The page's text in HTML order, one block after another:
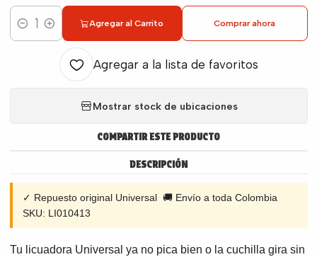
Cantidad
Agregar al Carrito Comprar ahora
Agregar a la lista de favoritos
Mostrar stock de ubicaciones
COMPARTIR ESTE PRODUCTO
DESCRIPCIÓN
✓ Repuesto original Universal 🚚 Envío a toda Colombia
SKU: LI010413
Tu licuadora Universal ya no pica bien o la cuchilla gira sin